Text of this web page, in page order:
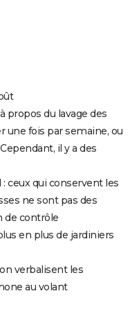
propos du lavage des
une fois par semaine, ou
il y a des
ceux qui conservent les
ne sont pas des
de contrôle
en plus de jardiniers
verbalisent les
au volant